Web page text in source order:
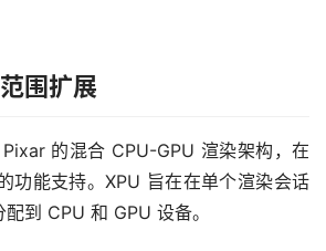
围扩展
Pixar 的混合 CPU-GPU 渲染架构，在
功能支持。XPU 旨在在单个渲染会话
到 CPU 和 GPU 设备。